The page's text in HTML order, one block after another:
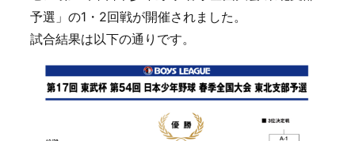
予選」の1・2回戦が開催されました。
試合結果は以下の通りです。